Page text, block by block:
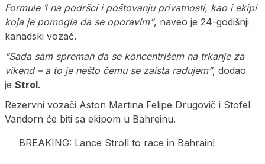
Formule 1 na podršci i poštovanju privatnosti, kao i ekipi
koja je pomogla da se oporavim”, naveo je 24-godišnji
kanadski vozač.
“Sada sam spreman da se koncentrišem na trkanje za
vikend – a to je nešto čemu se zaista radujem”, dodao
je Strol.
Rezervni vozači Aston Martina Felipe Drugovič i Stofel
Vandorn će biti sa ekipom u Bahreinu.
BREAKING: Lance Stroll to race in Bahrain!